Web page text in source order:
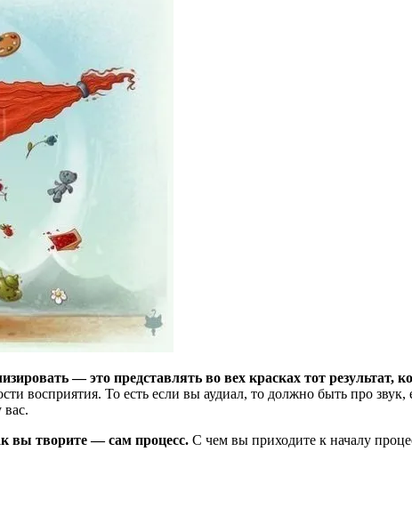
— это представлять во вех красках тот результат,
восприятия. То есть если вы аудиал, то должно быть про звук,
вас.
вы творите — сам процесс. С чем вы приходите к началу